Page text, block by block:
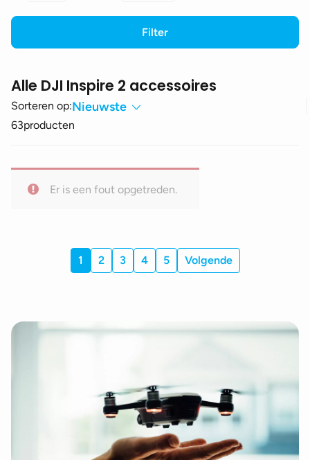
Filter
Alle DJI Inspire 2 accessoires
Sorteren op:Nieuwste
63producten
Er is een fout opgetreden.
1 2 3 4 5 Volgende